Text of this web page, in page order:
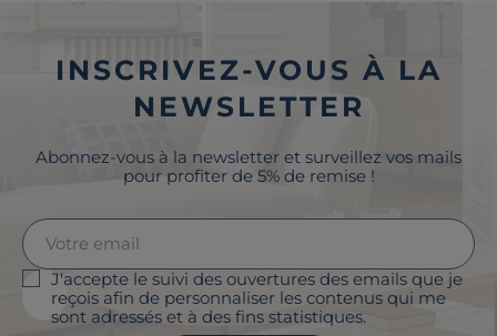
INSCRIVEZ-VOUS À LA
NEWSLETTER
Abonnez-vous à la newsletter et surveillez vos mails
pour profiter de 5% de remise !
J'accepte le suivi des ouvertures des emails que je
reçois afin de personnaliser les contenus qui me
sont adressés et à des fins statistiques.